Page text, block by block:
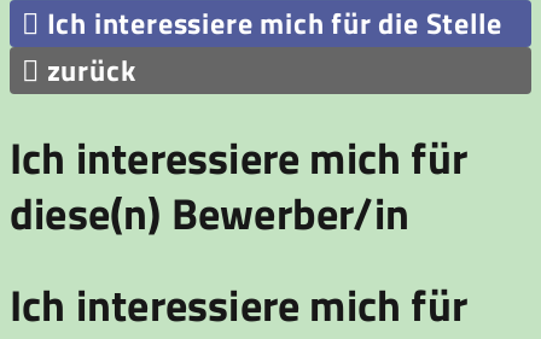
 Ich interessiere mich für die Stelle
 zurück
Ich interessiere mich für
diese(n) Bewerber/in
Ich interessiere mich für